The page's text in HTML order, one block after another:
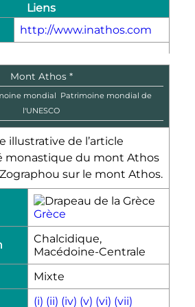
Liens
http://www.inathos.com
Mont Athos *
Patrimoine mondial de
l'UNESCO
sur le mont Athos.
Grèce
Chalcidique,
Macédoine-Centrale
Mixte
(i) (ii) (iv) (v) (vi) (vii)